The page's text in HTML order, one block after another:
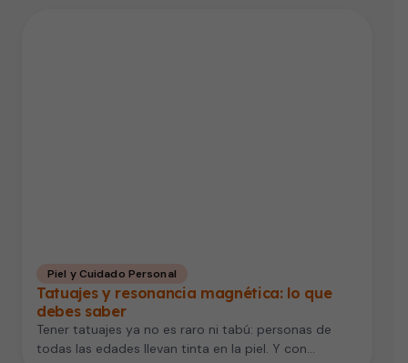
Piel y Cuidado Personal
Tatuajes y resonancia magnética: lo que
debes saber
Tener tatuajes ya no es raro ni tabú: personas de
todas las edades llevan tinta en la piel. Y con…